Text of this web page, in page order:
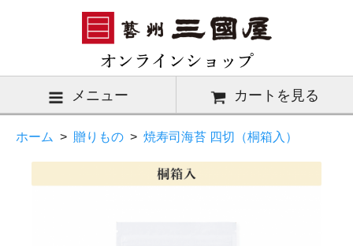
メニュー カートを見る
ホーム > 贈りもの > 焼寿司海苔 四切（桐箱入）